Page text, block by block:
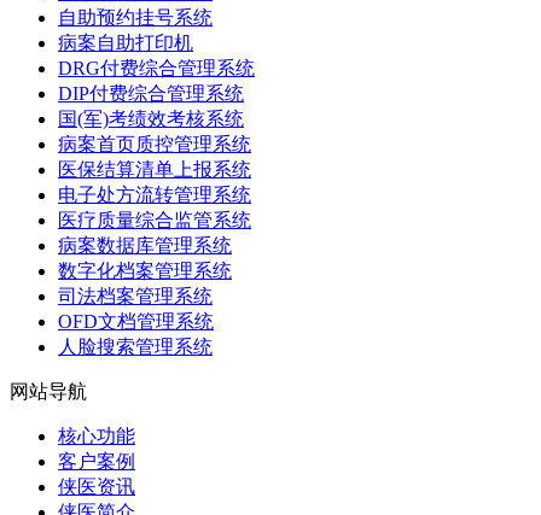
自助预约挂号系统
病案自助打印机
DRG付费综合管理系统
DIP付费综合管理系统
国(军)考绩效考核系统
病案首页质控管理系统
医保结算清单上报系统
电子处方流转管理系统
医疗质量综合监管系统
病案数据库管理系统
数字化档案管理系统
司法档案管理系统
OFD文档管理系统
人脸搜索管理系统
网站导航
核心功能
客户案例
侠医资讯